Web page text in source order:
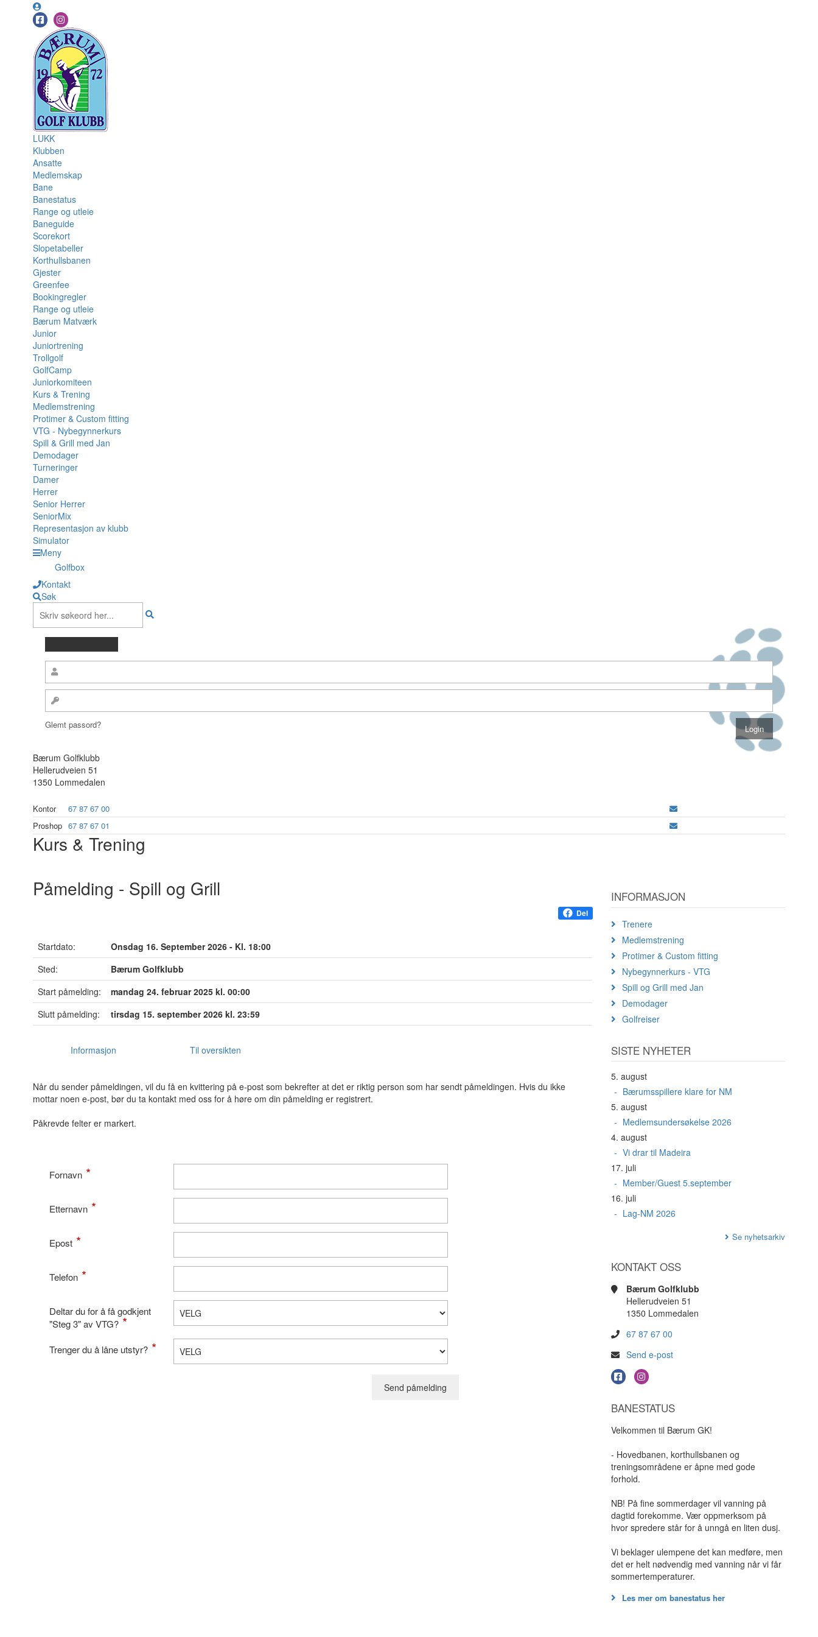
LUKK
Klubben
Ansatte
Medlemskap
Bane
Banestatus
Range og utleie
Baneguide
Scorekort
Slopetabeller
Korthullsbanen
Gjester
Greenfee
Bookingregler
Range og utleie
Bærum Matværk
Junior
Juniortrening
Trollgolf
GolfCamp
Juniorkomiteen
Kurs & Trening
Medlemstrening
Protimer & Custom fitting
VTG - Nybegynnerkurs
Spill & Grill med Jan
Demodager
Turneringer
Damer
Herrer
Senior Herrer
SeniorMix
Representasjon av klubb
Simulator
Meny
Golfbox
Kontakt
Søk
Glemt passord?
Bærum Golfklubb
Hellerudveien 51
1350 Lommedalen
Kontor
67 87 67 00
Proshop 67 87 67 01
Kurs & Trening
Påmelding - Spill og Grill
Del
Startdato:
Onsdag 16. September 2026 - Kl. 18:00
Sted:
Bærum Golfklubb
Start påmelding:
mandag 24. februar 2025 kl. 00:00
Slutt påmelding:
tirsdag 15. september 2026 kl. 23:59
Informasjon Til oversikten
Når du sender påmeldingen, vil du få en kvittering på e-post som bekrefter at det er riktig person som har sendt påmeldingen. Hvis du ikke
mottar noen e-post, bør du ta kontakt med oss for å høre om din påmelding er registrert.
Påkrevde felter er markert.
Fornavn
Etternavn
Epost
Telefon
Deltar du for å få godkjent
"Steg 3" av VTG?
Trenger du å låne utstyr?
INFORMASJON
Trenere
Medlemstrening
Protimer & Custom fitting
Nybegynnerkurs - VTG
Spill og Grill med Jan
Demodager
Golfreiser
SISTE NYHETER
5. august
Bærumsspillere klare for NM
5. august
Medlemsundersøkelse 2026
4. august
Vi drar til Madeira
17. juli
Member/Guest 5.september
16. juli
Lag-NM 2026
Se nyhetsarkiv
KONTAKT OSS
Bærum Golfklubb
Hellerudveien 51
1350 Lommedalen
67 87 67 00
Send e-post
BANESTATUS
Velkommen til Bærum GK!
- Hovedbanen, korthullsbanen og
treningsområdene er åpne med gode
forhold.
NB! På fine sommerdager vil vanning på
dagtid forekomme. Vær oppmerksom på
hvor spredere står for å unngå en liten dusj.
Vi beklager ulempene det kan medføre, men
det er helt nødvendig med vanning når vi får
sommertemperaturer.
Les mer om banestatus her